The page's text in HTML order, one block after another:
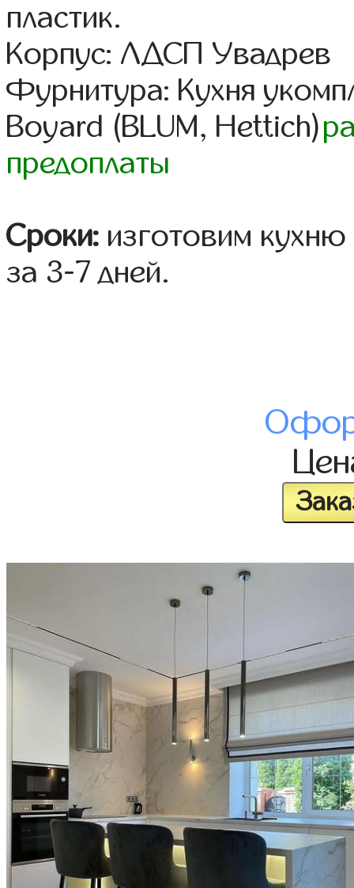
пластик.
Корпус: ЛДСП Увадрев
Фурнитура: Кухня
Boyard (BLUM, Hettich)
предоплаты
Сроки: изготовим
за 3-7 дней.